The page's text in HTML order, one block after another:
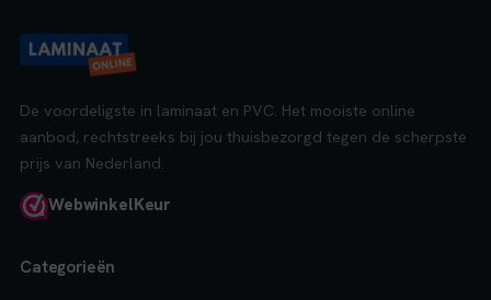
De voordeligste in laminaat en PVC. Het mooiste online
aanbod, rechtstreeks bij jou thuisbezorgd tegen de scherpste
prijs van Nederland.
WebwinkelKeur
Categorieën